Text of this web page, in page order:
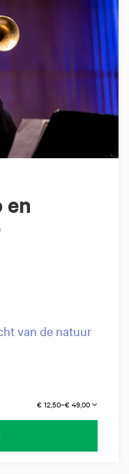
en
van de natuur
€ 12,50–€ 49,00